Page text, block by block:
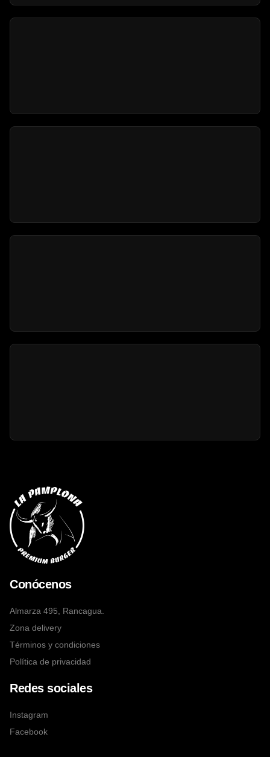
Conócenos
Almarza 495, Rancagua.
Zona delivery
Términos y condiciones
Política de privacidad
Redes sociales
Instagram
Facebook